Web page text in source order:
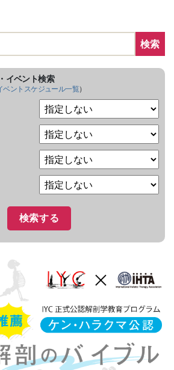
検索
イベント検索
ベントスケジュール一覧）